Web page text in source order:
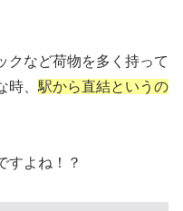
クなど荷物を多く持って
、 駅から直結というの
すよね！？